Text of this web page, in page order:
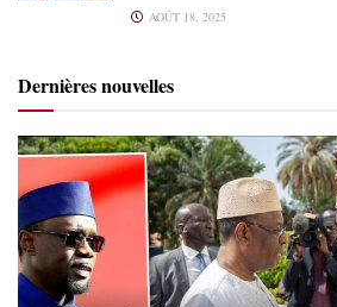
AOÛT 18, 2025
Dernières nouvelles